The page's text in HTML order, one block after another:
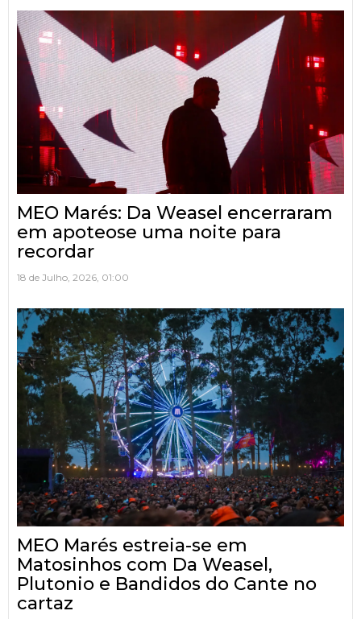
MEO Marés: Da Weasel encerraram
em apoteose uma noite para
recordar
18 de Julho, 2026, 01:00
MEO Marés estreia-se em
Matosinhos com Da Weasel,
Plutonio e Bandidos do Cante no
cartaz